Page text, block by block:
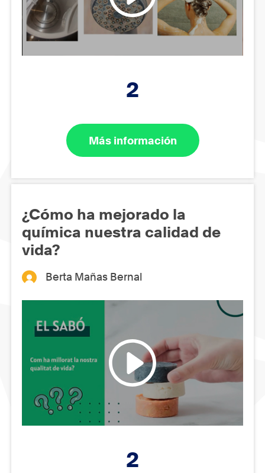
2
Más información
¿Cómo ha mejorado la
química nuestra calidad de
vida?
Berta Mañas Bernal
2